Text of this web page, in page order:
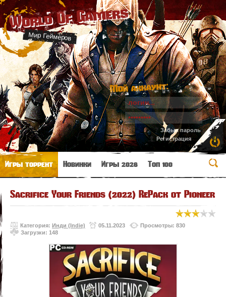
World Of Gamers
Мир Геймеров
Мой аккаунт:
Забыл пароль
Регистрация
Игры торрент Новинки Игры 2026 Топ 100
Sacrifice Your Friends (2022) RePack от Pioneer
Категория: Инди (Indie) 05.11.2023
Просмотры: 830
Загрузки: 148